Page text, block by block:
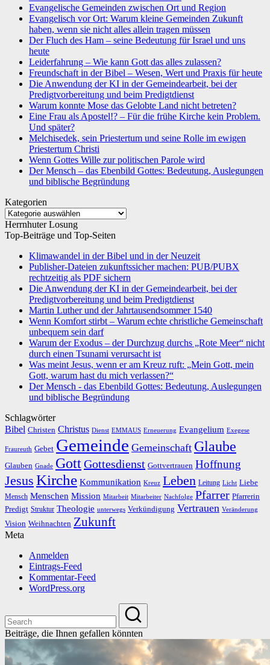
Evangelische Gemeinden zwischen Ort und Region
Evangelisch vor Ort: Warum kleine Gemeinden Zukunft
haben, wenn sie nicht alles allein tragen müssen
Der Fluch des Ham – seine Bedeutung für Israel und uns
heute
Leiderfahrung – Wie kann Gott das alles zulassen?
Freundschaft in der Bibel – Wesen, Wert und Praxis für heute
Die Anwendung der KI in der Gemeindearbeit, bei der
Predigtvorbereitung und beim Predigtdienst
Warum konnte Mose das Gelobte Land nicht betreten?
Eine Frau als Apostel!? – Für die frühe Kirche kein Problem.
Und später?
Melchisedek, sein Priestertum und seine Rolle im ewigen
Priestertum Christi
Wenn Gottes Wille zur politischen Parole wird
Der Mensch – das Ebenbild Gottes: Bedeutung, Auslegungen
und biblische Begründung
Kategorien
Kategorien
Herrnhuter Losung
Top-Beiträge und Top-Seiten
Klimawandel in der Bibel und in der Neuzeit
Publisher-Dateien zukunftssicher machen: PUB/PUBX
rechtzeitig als PDF sichern
Die Anwendung der KI in der Gemeindearbeit, bei der
Predigtvorbereitung und beim Predigtdienst
Martin Luther und der Jahrtausendsommer 1540
Wenn Komfort stirbt – Warum echte christliche Gemeinschaft
unbequem sein darf
Warum der Exodus – der Durchzug durchs „Rote Meer“ nicht
durch einen Tsunami verursacht ist
Was meint Jesus, wenn er am Kreuz ruft: „Mein Gott, mein
Gott, warum hast du mich verlassen?“
Der Mensch - das Ebenbild Gottes: Bedeutung, Auslegungen
und biblische Begründung
Schlagwörter
Bibel Christen Christus Dienst EMMAUS Erneuerung Evangelium Exegese
Fraureuth Gebet Gemeinde Gemeinschaft Glaube
Glauben Gnade GottGottesdienst Gottvertrauen Hoffnung
Jesus Kirche Kommunikation Kreuz Leben Leitung Licht Liebe
Mensch Menschen Mission Mitarbeit Mitarbeiter Nachfolge Pfarrer Pfarrerin
Predigt Struktur Theologie unterwegs Verkündigung Vertrauen Veränderung
Vision Weihnachten Zukunft
Meta
Anmelden
Eintrags-Feed
Kommentar-Feed
WordPress.org
Beiträge, die Ihnen gefallen könnten